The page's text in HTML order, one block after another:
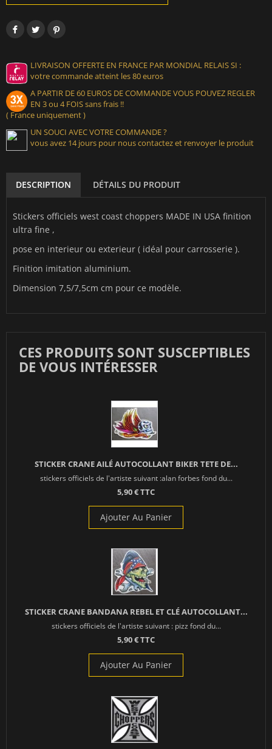
LIVRAISON OFFERTE EN FRANCE PAR MONDIAL RELAIS SI :
votre commande atteint les 80 euros
A PARTIR DE 60 EUROS DE COMMANDE VOUS POUVEZ REGLER
EN 3 ou 4 FOIS sans frais !!
( France uniquement )
UN SOUCI AVEC VOTRE COMMANDE ?
vous avez 14 jours pour nous contactez et renvoyer le produit
DESCRIPTION DÉTAILS DU PRODUIT
Stickers officiels west coast choppers MADE IN USA finition
ultra fine ,
pose en interieur ou exterieur ( idéal pour carrosserie ).
Finition imitation aluminium.
Dimension 7,5/7,5cm cm pour ce modèle.
CES PRODUITS SONT SUSCEPTIBLES
DE VOUS INTÉRESSER
STICKER CRANE AILÉ AUTOCOLLANT BIKER TETE DE...
stickers officiels de l'artiste suivant :alan forbes fond du...
5,90 € TTC
Ajouter Au Panier
STICKER CRANE BANDANA REBEL ET CLÉ AUTOCOLLANT...
stickers officiels de l'artiste suivant : pizz fond du...
5,90 € TTC
Ajouter Au Panier